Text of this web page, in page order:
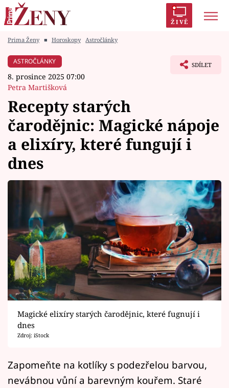
ŽIVĚ
Módní alarm
Témata
Celebrity
Vztahy
Seriály
Horoskopy
Sledujte prima+
Filmový festival Karlovy Vary
Mámy sobě
Přihlášení
Prima Ženy ■ Horoskopy Astročlánky
ASTROČLÁNKY
8. prosince 2025 07:00
Petra Martišková
SDÍLET
Recepty starých
čarodějnic: Magické nápoje
a elixíry, které fungují i
dnes
Magické elixíry starých čarodějnic, které fugnují i
dnes
Zdroj: iStock
Zapomeňte na kotlíky s podezřelou barvou,
nevábnou vůní a barevným kouřem. Staré